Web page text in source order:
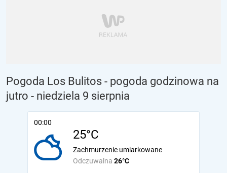
Pogoda Los Bulitos - pogoda godzinowa na
jutro - niedziela 9 sierpnia
00:00
25°C
Odczuwalna 26°C
Zachmurzenie umiarkowane